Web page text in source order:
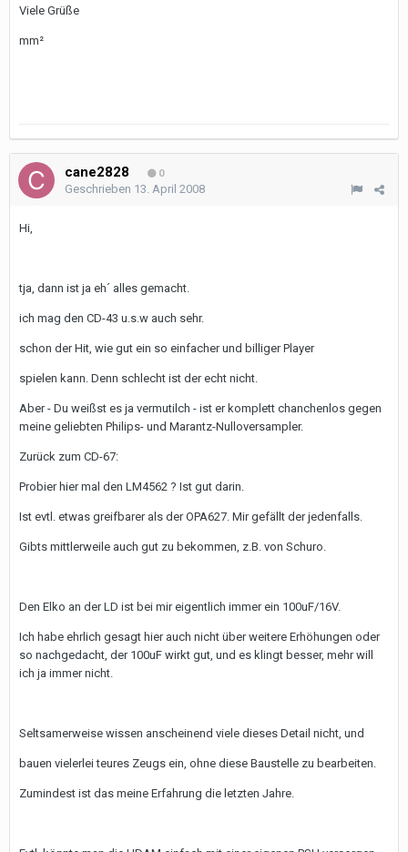
Viele Grüße
mm²
cane2828 0
Geschrieben 13. April 2008
Hi,
tja, dann ist ja eh´ alles gemacht.
ich mag den CD-43 u.s.w auch sehr.
schon der Hit, wie gut ein so einfacher und billiger Player
spielen kann. Denn schlecht ist der echt nicht.
Aber - Du weißst es ja vermutilch - ist er komplett chanchenlos gegen
meine geliebten Philips- und Marantz-Nulloversampler.
Zurück zum CD-67:
Probier hier mal den LM4562 ? Ist gut darin.
Ist evtl. etwas greifbarer als der OPA627. Mir gefällt der jedenfalls.
Gibts mittlerweile auch gut zu bekommen, z.B. von Schuro.
Den Elko an der LD ist bei mir eigentlich immer ein 100uF/16V.
Ich habe ehrlich gesagt hier auch nicht über weitere Erhöhungen oder
so nachgedacht, der 100uF wirkt gut, und es klingt besser, mehr will
ich ja immer nicht.
Seltsamerweise wissen anscheinend viele dieses Detail nicht, und
bauen vielerlei teures Zeugs ein, ohne diese Baustelle zu bearbeiten.
Zumindest ist das meine Erfahrung die letzten Jahre.